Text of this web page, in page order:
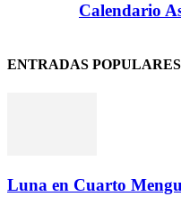
Calendario
ENTRADAS POPULARES
Luna en Cuarto